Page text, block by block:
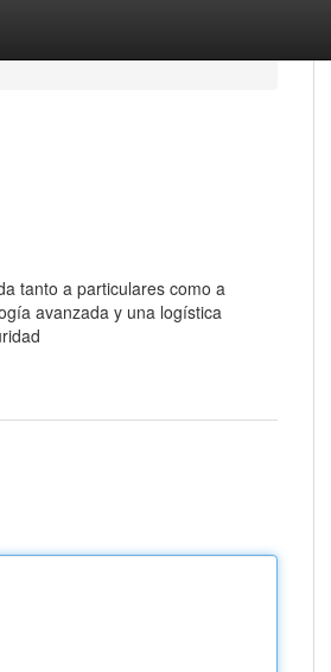
tanto a particulares como a
avanzada y una logística